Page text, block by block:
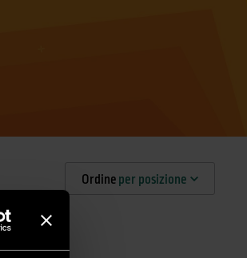
Ordine per posizione